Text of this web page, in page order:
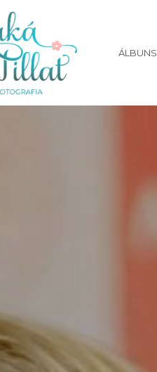
ÁLBUNS